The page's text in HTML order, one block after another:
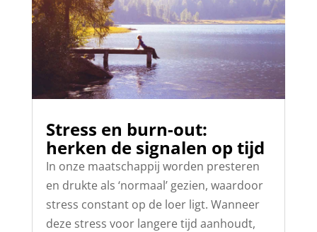
Stress en burn-out:
herken de signalen op tijd
In onze maatschappij worden presteren
en drukte als ‘normaal’ gezien, waardoor
stress constant op de loer ligt. Wanneer
deze stress voor langere tijd aanhoudt,